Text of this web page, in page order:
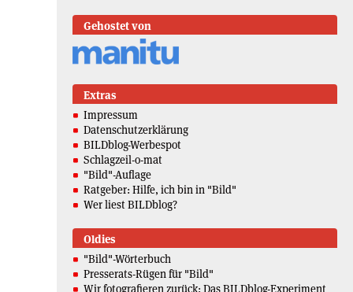
Gehostet von
Extras
Impressum
Datenschutzerklärung
BILDblog-Werbespot
Schlagzeil-o-mat
"Bild"-Auflage
Ratgeber: Hilfe, ich bin in "Bild"
Wer liest BILDblog?
Oldies
"Bild"-Wörterbuch
Presserats-Rügen für "Bild"
Wir fotografieren zurück: Das BILDblog-Experiment